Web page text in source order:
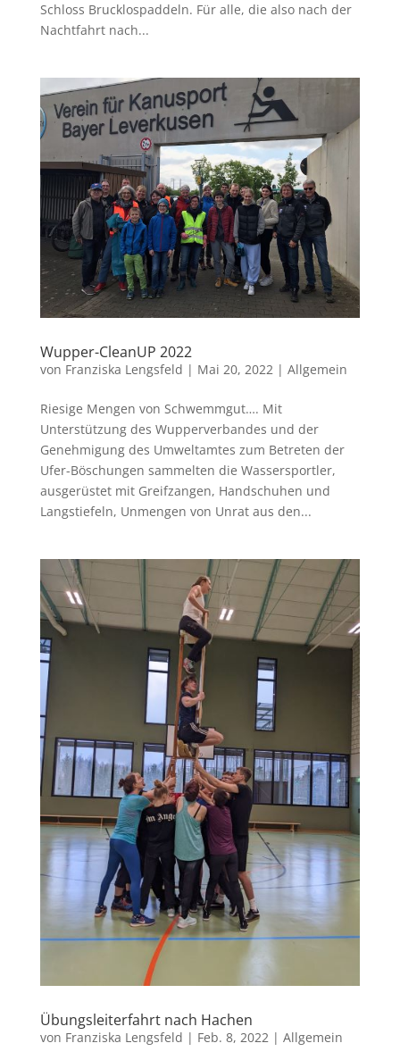
Schloss Brucklospaddeln. Für alle, die also nach der
Nachtfahrt nach...
Wupper-CleanUP 2022
von Franziska Lengsfeld | Mai 20, 2022 | Allgemein
Riesige Mengen von Schwemmgut…. Mit
Unterstützung des Wupperverbandes und der
Genehmigung des Umweltamtes zum Betreten der
Ufer-Böschungen sammelten die Wassersportler,
ausgerüstet mit Greifzangen, Handschuhen und
Langstiefeln, Unmengen von Unrat aus den...
Übungsleiterfahrt nach Hachen
von Franziska Lengsfeld | Feb. 8, 2022| Allgemein